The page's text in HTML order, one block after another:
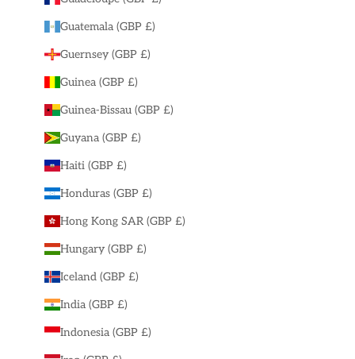
Guatemala (GBP £)
Guernsey (GBP £)
Guinea (GBP £)
Guinea-Bissau (GBP £)
Guyana (GBP £)
Haiti (GBP £)
Honduras (GBP £)
Hong Kong SAR (GBP £)
Hungary (GBP £)
Iceland (GBP £)
India (GBP £)
Indonesia (GBP £)